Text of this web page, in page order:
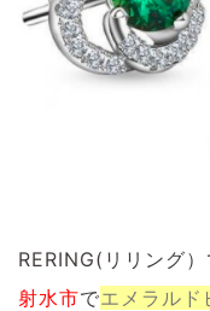
RERING(リリング）
射水市でエメラルド